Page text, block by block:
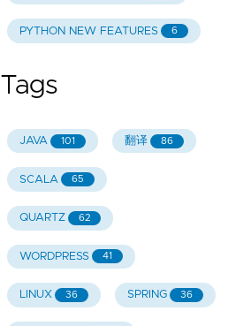
PYTHON NEW FEATURES 6
Tags
JAVA 101 翻译 86
SCALA 65
QUARTZ 62
WORDPRESS 41
LINUX 36 SPRING 36